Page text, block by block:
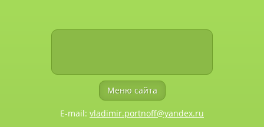
Меню сайта
E-mail: vladimir.portnoff@yandex.ru